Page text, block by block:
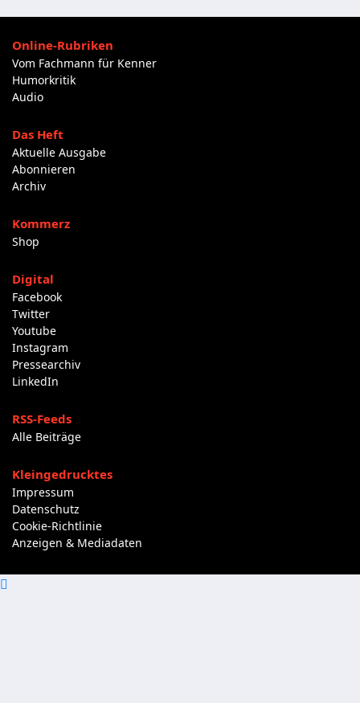
Online-Rubriken
Vom Fachmann für Kenner
Humorkritik
Audio
Das Heft
Aktuelle Ausgabe
Abonnieren
Archiv
Kommerz
Shop
Digital
Facebook
Twitter
Youtube
Instagram
Pressearchiv
LinkedIn
RSS-Feeds
Alle Beiträge
Kleingedrucktes
Impressum
Datenschutz
Cookie-Richtlinie
Anzeigen & Mediadaten